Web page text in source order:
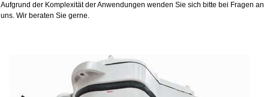
Aufgrund der Komplexität der Anwendungen wenden Sie sich bitte bei Fragen an
uns. Wir beraten Sie gerne.